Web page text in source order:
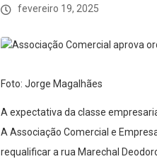
fevereiro 19, 2025
Foto: Jorge Magalhães
A expectativa da classe
A Associação Comercial e
requalificar a rua Marechal